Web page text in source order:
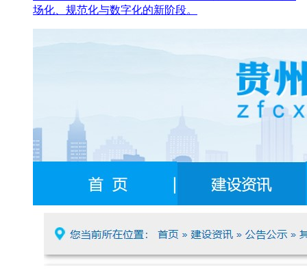
场化、规范化与数字化的新阶段。